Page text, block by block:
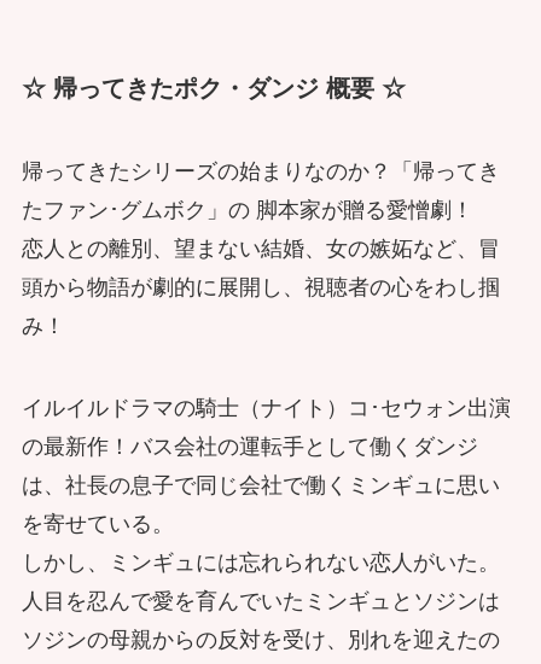
☆ 帰ってきたポク・ダンジ 概要 ☆
帰ってきたシリーズの始まりなのか？「帰ってき
たファン･グムボク」の 脚本家が贈る愛憎劇！
恋人との離別、望まない結婚、女の嫉妬など、冒
頭から物語が劇的に展開し、視聴者の心をわし掴
み！
イルイルドラマの騎士（ナイト）コ･セウォン出演
の最新作！バス会社の運転手として働くダンジ
は、社長の息子で同じ会社で働くミンギュに思い
を寄せている。
しかし、ミンギュには忘れられない恋人がいた。
人目を忍んで愛を育んでいたミンギュとソジンは
ソジンの母親からの反対を受け、別れを迎えたの